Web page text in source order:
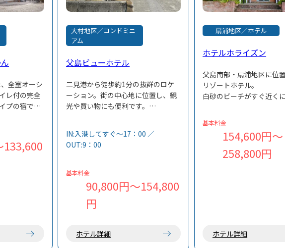
全室オーシ
レ付の完全
プの宿で
を併設し、
ング、ナイ
す。宿泊と
はの自然を
133,600
大村地区／コンドミニ
アム
父島ビューホテル
二見港から徒歩約1分の抜群のロケ
ーション。街の中心地に位置し、観
光や買い物にも便利です。
望できます。
キッチンや調理器具を備えており、
IN:入港してすぐ～17：00 ／
OUT:9：00
基本料金
90,800円～154,800
円
ホテル詳細
扇浦地区／ホテル
ホテルホライズン
父島南部・扇浦地区に位
リゾートホテル。
白砂のビーチがすぐ近く
自然素材の家具を配した落
客室と、全室バス・トイレ
が魅力です。
基本料金
154,600円～
258,800円
ホテル詳細